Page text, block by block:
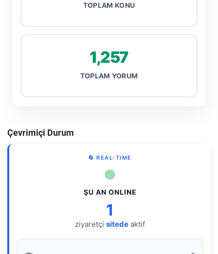
TOPLAM KONU
1,257
TOPLAM YORUM
Çevrimiçi Durum
🔄 REAL-TIME
●
ŞU AN ONLINE
1
ziyaretçi sitede aktif